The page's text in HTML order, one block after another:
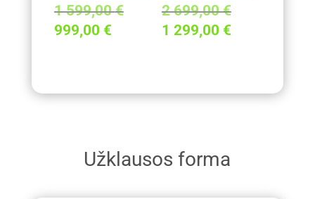
1 599,00€Original
999,00 €Current
2 699,00€Original
price
699,00 €.
1 299,00 €Current
299,00 €.
Užklausos forma